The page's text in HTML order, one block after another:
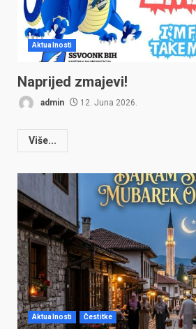
Aktualnosti
Naprijed zmajevi!
admin 12. Juna 2026.
Više...
Aktualnosti Čestitke